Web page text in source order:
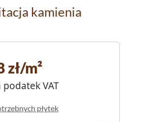
kamienia
zł/m²
VAT
płytek